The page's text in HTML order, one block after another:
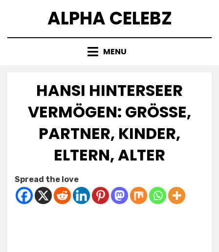
ALPHA CELEBZ
MENU
HANSI HINTERSEER
VERMÖGEN: GRÖSSE, P
ARTNER, KINDER, E
LTERN, ALTER
on
Spread the love